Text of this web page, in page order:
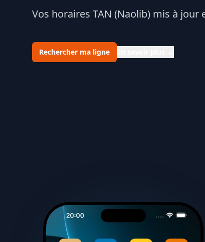
Vos horaires TAN (Naolib) mis à jour
Rechercher ma ligne